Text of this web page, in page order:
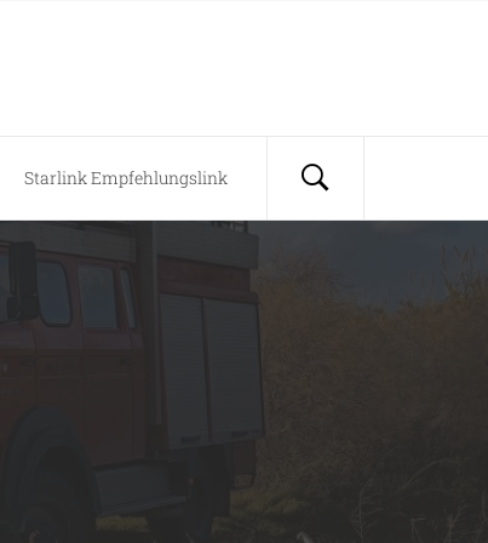
Starlink Empfehlungslink